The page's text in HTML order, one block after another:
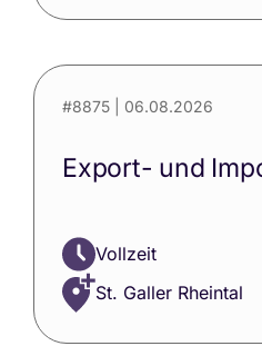
#8875 | 06.08.2026
Export- und
Vollzeit
St. Galler Rheintal